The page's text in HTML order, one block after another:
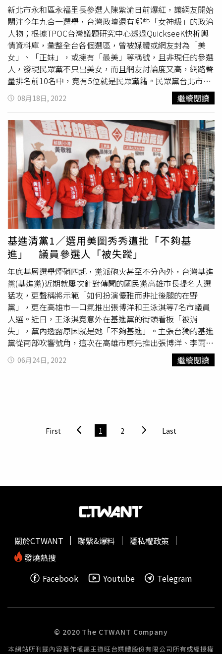
新北市永和區永福里長參選人陳紫渝日前爆紅，讓網友開始
關注今年九合一選舉，台灣政壇還有哪些「女神級」的政治
人物；根據TPOC台灣議題研究中心透過QuickseeK快析輿
情資料庫，彙整全台各個選區，曾被媒體或網友封為「美
女」、「正妹」，或擁有「最美」等稱號，且非現任的參選
人，發現民眾黨不只出美女，而且網友討論度又高，網路聲
量排名前10名中，竟有5位就是民眾黨籍。民眾黨台北市議
員參選人吳怡萱曾是電視台主播，口條清晰常發表評論。
（圖／翻攝吳怡萱臉書）各黨今年都紛紛推出美女新秀牌迎
後，不僅坐擁粉絲追捧，也時常成網路熱議焦點，獲得媒體
大量關注，對選戰一定大加分。根據網路數據調查結果，今
年地方選舉眾多高顏值正妹參選人中，網路聲量排名依序為
第10名的民眾黨台北市議員參選人吳怡萱、第9名民眾黨新
竹市議員參選人宋品瑩、第8名民進黨新北市議員參選人山
田摩衣、第7名國民黨台北市議員參選人柳采葳、第6名民眾
黨台北市議員參選人林珍羽。位於領先群的則是第5名民眾
黨參選台北市議員參選人黃瀞瑩、第4名民眾黨台北市議員
參選人楊寶楨、第3名是國民黨高雄市議員參選人白喬茵、
第2名台灣基進台北市議員參選人吳欣岱，以及位居第1名的
民進黨桃園市議員參選人黃瓊慧。前10名的聲量美女，不只
有高顏值、高聲量，就連自身專業都有看頭，其中有記者、
主播、Youtuber、心臟血管外科醫師，以及長期從事公眾服
務的專業幕僚。值得注意的是，前10名聲量美女中，有5位
竟是出自民眾黨，新興小黨產出高聲量美女比例之高，相當
特別。TPOC台灣議題研究中心指出，透過網路數據統計觀
察，入圍「高顏值正妹參選人」聲量排行前10名者，都有著
同樣特點，因為擁有新聞曝光度，因此獲得「進一步在網路
上被討論」的機會，進而收攬高聲量，獲得矚目。然而，此
次調查仍有不少「遺珠」因在網路上的話題討論熱度不如競
爭者，未能躋身前10名，例如前陣子被封為「最美里長」的
出前10名之外。TPOC台灣議題研究中心認為，總體來說，
這些參選人們均不是現任市議員，在初入政壇、宣布投入選
動創造長久聲量，在選民心中留下「真材實料」、「不只是
08月18日, 2022 繼續閱讀
基進清黨1／選用美圖秀秀遭批「不夠基
進」 議員參選人「被失蹤」
年底基層選舉煙硝四起，黨派砲火甚至不分內外，台灣基進
黨(基進黨)近期就屢次針對傳聞的國民黨高雄市長提名人選
猛攻，更聲稱將示範「如何扮演優雅而非扯後腿的在野
黨」，更在高雄市一口氣推出張博洋和王泳淇等7名市議員
人選。近日，王泳淇竟意外在基進黨的街頭看板「被消
失」，黨內透露原因就是她「不夠基進」。主張台獨的基進
黨從南部吹響號角，這次在高雄市原先推出張博洋、李雨
蓁、陳子瑜、黃敬雅
、楊佩樺、張婷婷及王泳淇等7位市議
員人選，眼尖的民眾最近察覺基進黨街頭看板卻換了新面
黨事務分身乏術，但被黨內一群激進同志質疑「品性素質有
問題」，並被列出「罪狀」包括她之前在228紀念日的直播
台，並顯示軟體的浮水印，種種舉措倒行逆施。王泳淇則在
強調自己會再加倍努力，參選到底。「不夠基進」這句話不
只考評王泳淇，相同評語的還有前立委陳柏惟，陳柏惟之前
規劃基進黨大台中的議員提名，但到四月他卻他出面表示
「基進希望我能更基進一些」，且黨內有很多「比我純粹、
黨部主委一職，雖未口出惡言，但語氣中隱約透露出一股不
「如果基進黨快一點出聲，民進黨就可以早一步提供協助，
陳柏惟或許就不會被罷免。」一位曾協助陳柏惟反罷免的綠
營人士透露，基進黨在陳柏惟罷免案初期可能掌握不太正確
06月24日, 2022 繼續閱讀
First 1 2 Last
關於CTWANT 聯繫&爆料
隱私權政策
發燒熱搜
Facebook
Youtube Telegram
© 2020 The CTWANT Company
本網站所刊載內容著作權屬王道旺台媒體股份有限公司所有或經授權